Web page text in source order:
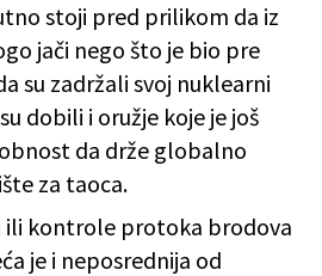
stoji pred prilikom da iz
jači nego što je bio pre
su zadržali svoj nuklearni
dobili i oružje koje je još
da drže globalno
za taoca.
ili kontrole protoka brodova
je i neposrednija od